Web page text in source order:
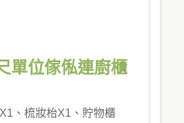
單位傢俬連廚櫃
、梳妝枱X1、貯物櫃